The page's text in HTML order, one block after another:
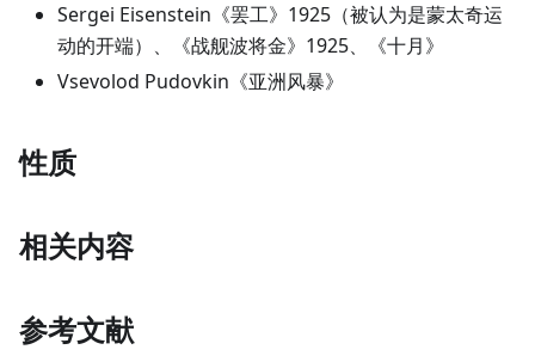
Sergei Eisenstein《罢工》1925（被认为是蒙太奇运
动的开端）、《战舰波将金》1925、《十月》
Vsevolod Pudovkin《亚洲风暴》
性质
相关内容
参考文献